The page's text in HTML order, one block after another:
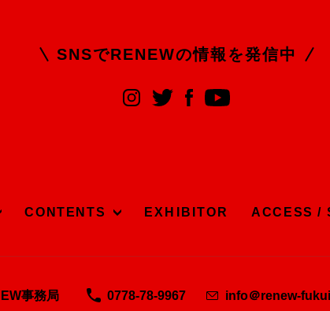
SNSでRENEWの情報を発信中
CONTENTS EXHIBITOR ACCESS /
事務局 0778-78-9967 info＠renew-